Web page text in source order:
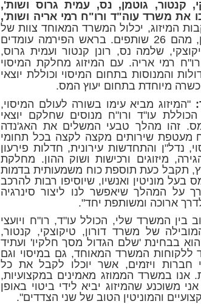
קנטור, גוטמן, נס, עמית גרוס ושות',
את משרד עוה"ד ורו"ח רמי אריה ושות',
המיזוג, יכלול המשרד המאוחד צוות של
150 איש, מעל 100 עורכי דין, מהם 26 שותפים. בראש הפירמה עומדים
שלמה נס, רונן קנטור ועמית גרוס,
רמי אריה. עם המיזוג מחלקת המיסוי
והמנוסות בתחום המיסוי וכוללת יוצאי
מיוחדת בתחום יעוץ המס.
"המיזוג מביא עימו בשורה לעולם המיסוי,
עו"ד ורו"ח מנוסים שחלקם יוצאי
זהו מהלך טבעי המשלים את האג'נדה
מעטפת שירותים מקצה לקצה בכל תחומי
נדל"ן והתחדשות עירונית, חדלות פירעון
מיזוגים ורכישות ושוק ההון. מחלקת
תקבל כעת תוספת כוח משמעותית בדמות
מוניטין ואנשיו, שיוסיפו רבות להרכב
על המהלך שיאפשר לנו ליצור סינרגיה
ארוכה ומשותפת יחד".
בין המשרד שלי, הכולל עו"ד, רו"ח ויועצי
של משרד דורון, טיקוצקי, קנטור,
בבחינת 'שלם הגדול מסך חלקיו' ועתיד
ללקוחות המשרד המאוחד, גם במיסוי וגם
חברות ויזמים, אשר יוכלו לקבל את כל
במשרד הממוזג מאמינים במקצועיות,
משוכנע שהמיזוג יביא לידי ביטוי באופן
והמוניטין הטוב של שני הצדדים".